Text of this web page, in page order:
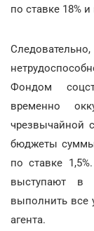
по ставке 18%
Фондом
временно
чрезвычайной
бюджеты
по ставке
выступают в
выполнить все
агента.